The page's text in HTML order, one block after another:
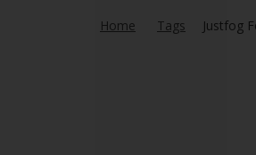
Home Tags Justfog